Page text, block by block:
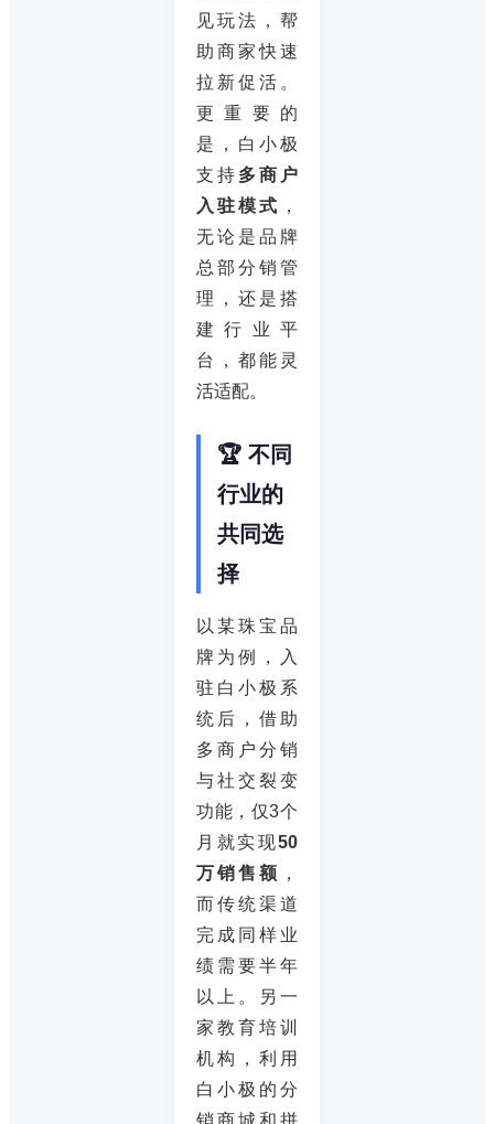
见玩法，帮
助商家快速
拉新促活。
更重要的
是，白小极
支持 多商户
入驻模式 ，
无论是品牌
总部分销管
理，还是搭
建行业平
台，都能灵
活适配。
🏆 不同
行业的
共同选
择
以某珠宝品
牌为例，入
驻白小极系
统后，借助
多商户分销
与社交裂变
功能，仅3个
月就实现50
万销售额 ，
而传统渠道
完成同样业
绩需要半年
以上。另一
家教育培训
机构，利用
白小极的分
销商城和拼